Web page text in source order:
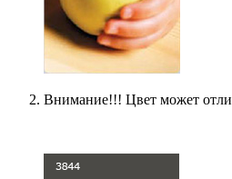
Внимание!!! Цвет может